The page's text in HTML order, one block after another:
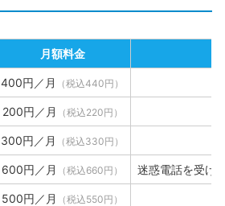
月額料金
400円／月 （税込440円）
200円／月 （税込220円）
300円／月 （税込330円）
600円／月 （税込660円） 迷惑電話を受け
500円／月 （税込550円）